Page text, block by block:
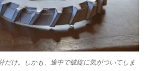
だけ。しかも、途中で破綻に気がついてしま